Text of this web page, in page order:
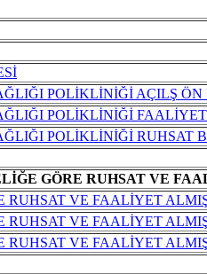
POLİKLİNİĞİ AÇILŞ
POLİKLİNİĞİ
POLİKLİNİĞİ RUHSAT
GÖRE RUHSAT VE
RUHSAT VE FAALİYET
RUHSAT VE FAALİYET
RUHSAT VE FAALİYET